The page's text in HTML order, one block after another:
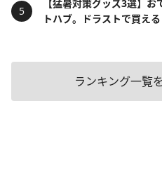
【猛暑対策グッズ3選】
トハブ。ドラストで買え
ランキング一覧